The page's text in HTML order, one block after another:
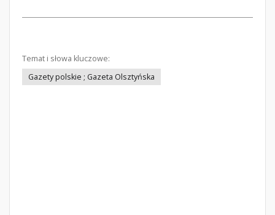
Temat i słowa kluczowe:
Gazety polskie ; Gazeta Olsztyńska